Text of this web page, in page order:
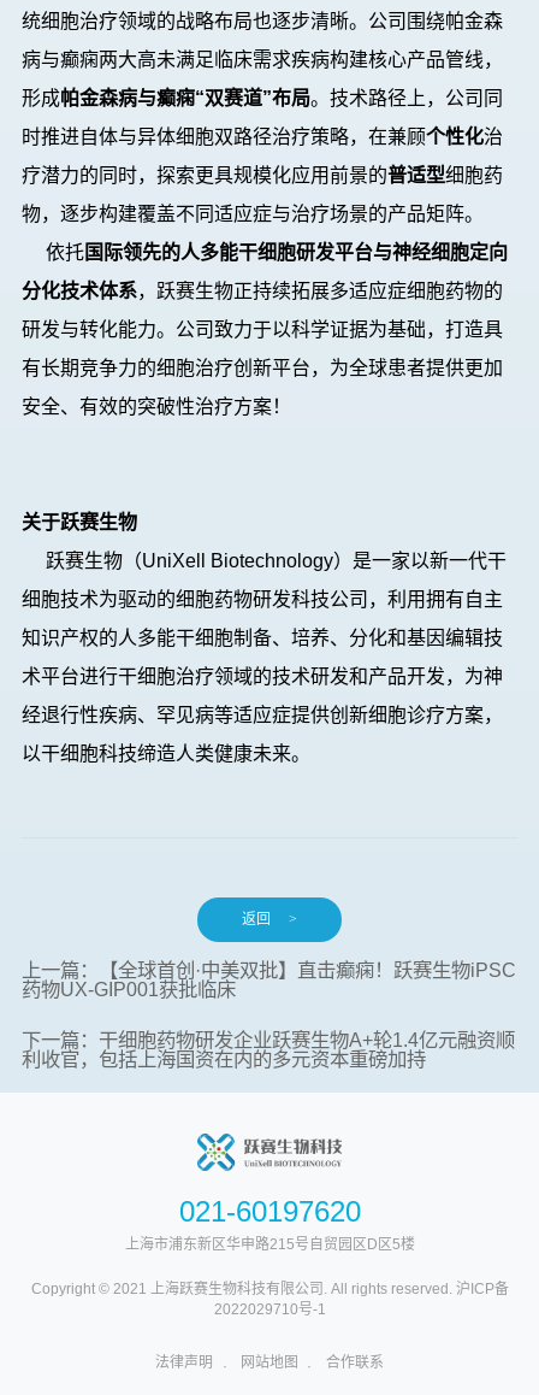
统细胞治疗领域的战略布局也逐步清晰。公司围绕帕金森
病与癫痫两大高未满足临床需求疾病构建核心产品管线，
形成帕金森病与癫痫“双赛道”布局。技术路径上，公司同
时推进自体与异体细胞双路径治疗策略，在兼顾个性化治
疗潜力的同时，探索更具规模化应用前景的普适型细胞药
物，逐步构建覆盖不同适应症与治疗场景的产品矩阵。
依托国际领先的人多能干细胞研发平台与神经细胞定向
分化技术体系，跃赛生物正持续拓展多适应症细胞药物的
研发与转化能力。公司致力于以科学证据为基础，打造具
有长期竞争力的细胞治疗创新平台，为全球患者提供更加
安全、有效的突破性治疗方案！
关于跃赛生物
跃赛生物（UniXell Biotechnology）是一家以新一代干
细胞技术为驱动的细胞药物研发科技公司，利用拥有自主
知识产权的人多能干细胞制备、培养、分化和基因编辑技
术平台进行干细胞治疗领域的技术研发和产品开发， 为神
经退行性疾病、罕见病等适应症提供创新细胞诊疗方案，
以干细胞科技缔造人类健康未来。
返回 >
上一篇：【全球首创·中美双批】直击癫痫！跃赛生物iPSC
药物UX-GIP001获批临床
下一篇：干细胞药物研发企业跃赛生物A+轮1.4亿元融资顺
利收官，包括上海国资在内的多元资本重磅加持
021-60197620
上海市浦东新区华申路215号自贸园区D区5楼
Copyright © 2021 上海跃赛生物科技有限公司. All rights reserved. 沪ICP备
2022029710号-1
法律声明 网站地图 合作联系